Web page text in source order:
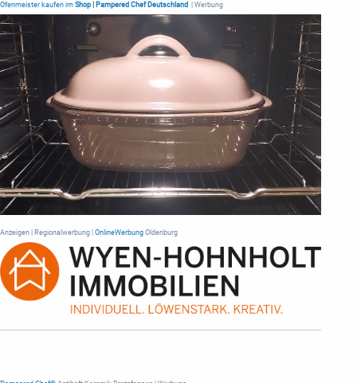
Ofenmeister kaufen im Shop | Pampered Chef Deutschland | Werbung
Anzeigen | Regionalwerbung | OnlineWerbung Oldenburg